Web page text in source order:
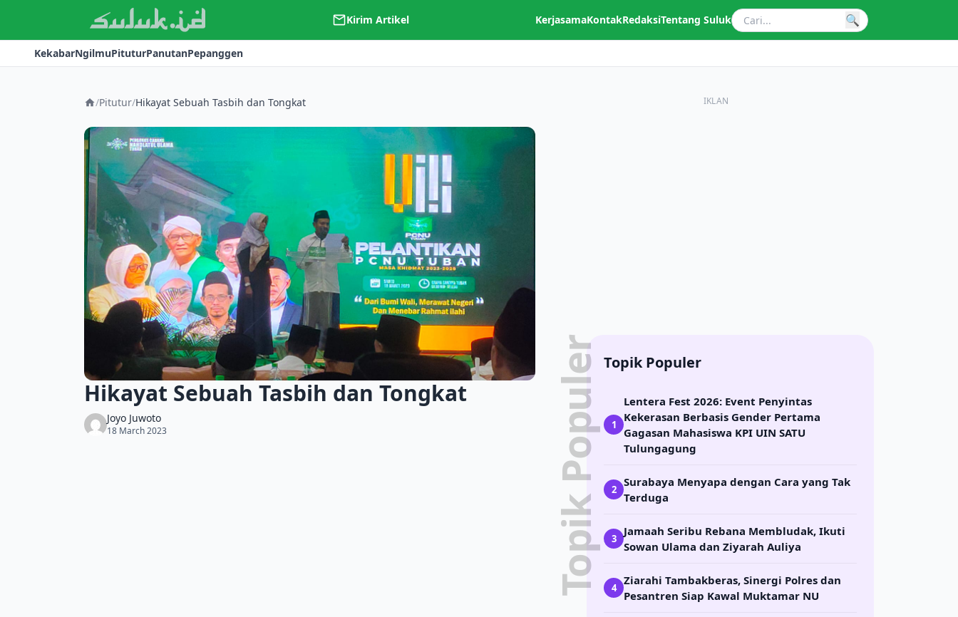
Kirim Artikel KerjasamaKontakRedaksiTentang Suluk 🔍
KekabarNgilmuPituturPanutanPepanggen
/Pitutur/Hikayat Sebuah Tasbih dan Tongkat
Hikayat Sebuah Tasbih dan Tongkat
Joyo Juwoto
18 March 2023
IKLAN
Topik PopulerTopik Populer
1
Lentera Fest 2026: Event Penyintas
Kekerasan Berbasis Gender Pertama
Gagasan Mahasiswa KPI UIN SATU
Tulungagung
2
Surabaya Menyapa dengan Cara yang Tak
Terduga
3
Jamaah Seribu Rebana Membludak, Ikuti
Sowan Ulama dan Ziyarah Auliya
4
Ziarahi Tambakberas, Sinergi Polres dan
Pesantren Siap Kawal Muktamar NU